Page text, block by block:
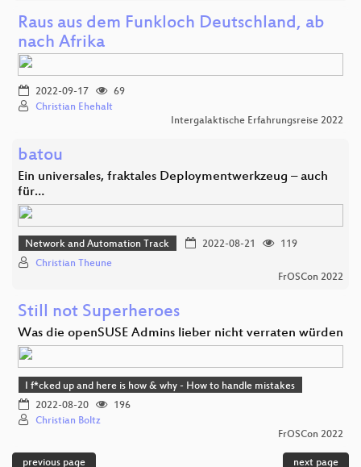
Raus aus dem Funkloch Deutschland, ab
nach Afrika
2022-09-17
69
Christian Ehehalt
Intergalaktische Erfahrungsreise 2022
batou
Ein universales, fraktales Deploymentwerkzeug – auch
für…
Network and Automation Track 2022-08-21
119
Christian Theune
FrOSCon 2022
Still not Superheroes
Was die openSUSE Admins lieber nicht verraten würden
I f*cked up and here is how & why - How to handle mistakes
2022-08-20
196
Christian Boltz
FrOSCon 2022
previous page next page